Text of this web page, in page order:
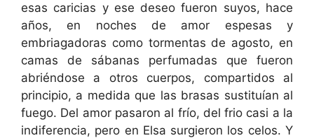
esas caricias y ese deseo fueron suyos, hace
años, en noches de amor espesas y
embriagadoras como tormentas de agosto, en
camas de sábanas perfumadas que fueron
abriéndose a otros cuerpos, compartidos al
principio, a medida que las brasas sustituían al
fuego. Del amor pasaron al frío, del frio casi a la
indiferencia, pero en Elsa surgieron los celos. Y